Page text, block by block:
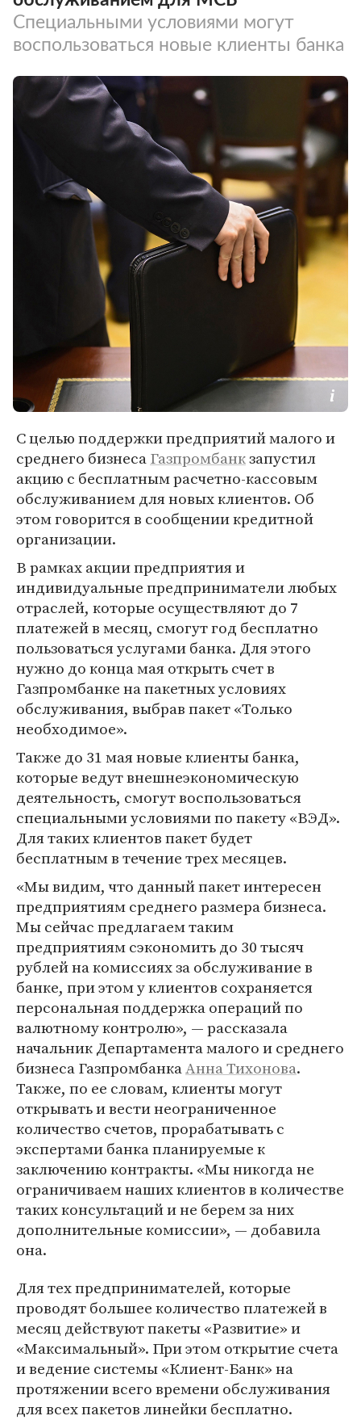
Специальными условиями могут
воспользоваться новые клиенты банка
С целью поддержки предприятий малого и
среднего бизнесаГазпромбанкзапустил
акцию с бесплатным расчетно-кассовым
обслуживанием для новых клиентов. Об
этом говорится в сообщении кредитной
организации.
В рамках акции предприятия и
индивидуальные предприниматели любых
отраслей, которые осуществляют до 7
платежей в месяц, смогут год бесплатно
пользоваться услугами банка. Для этого
нужно до конца мая открыть счет в
Газпромбанке на пакетных условиях
обслуживания, выбрав пакет «Только
необходимое».
Также до 31 мая новые клиенты банка,
которые ведут внешнеэкономическую
деятельность, смогут воспользоваться
специальными условиями по пакету «ВЭД».
Для таких клиентов пакет будет
бесплатным в течение трех месяцев.
«Мы видим, что данный пакет интересен
предприятиям среднего размера бизнеса.
Мы сейчас предлагаем таким
предприятиям сэкономить до 30 тысяч
рублей на комиссиях за обслуживание в
банке, при этом у клиентов сохраняется
персональная поддержка операций по
валютному контролю», — рассказала
начальник Департамента малого и среднего
бизнеса ГазпромбанкаАнна Тихонова.
Также, по ее словам, клиенты могут
открывать и вести неограниченное
количество счетов, прорабатывать с
экспертами банка планируемые к
заключению контракты. «Мы никогда не
ограничиваем наших клиентов в количестве
таких консультаций и не берем за них
дополнительные комиссии», — добавила
она.
Для тех предпринимателей, которые
проводят большее количество платежей в
месяц действуют пакеты «Развитие» и
«Максимальный». При этом открытие счета
и ведение системы «Клиент-Банк» на
протяжении всего времени обслуживания
для всех пакетов линейки бесплатно.